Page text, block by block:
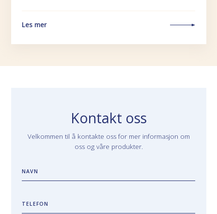
Les mer
Kontakt oss
Velkommen til å kontakte oss for mer informasjon om
oss og våre produkter.
NAVN
TELEFON